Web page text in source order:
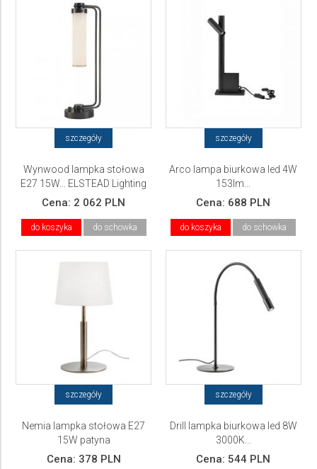
szczegóły
Wynwood lampka stołowa
E27 15W... ELSTEAD Lighting
Cena: 2 062 PLN
do koszyka do schowka
szczegóły
Arco lampa biurkowa led 4W
153lm...
Cena: 688 PLN
do koszyka do schowka
szczegóły
Nemia lampka stołowa E27
15W patyna
Cena: 378 PLN
szczegóły
Drill lampka biurkowa led 8W
3000K...
Cena: 544 PLN